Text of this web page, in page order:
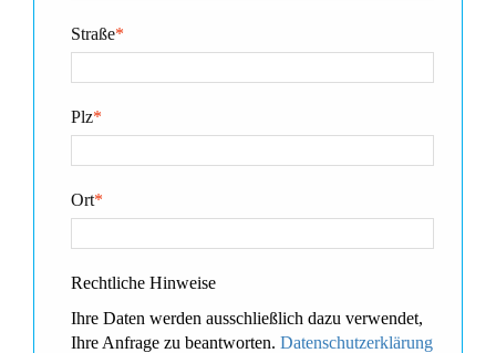
*
Straße
*
Plz
*
Ort
Rechtliche Hinweise
Ihre Daten werden ausschließlich dazu verwendet,
Ihre Anfrage zu beantworten. Datenschutzerklärung